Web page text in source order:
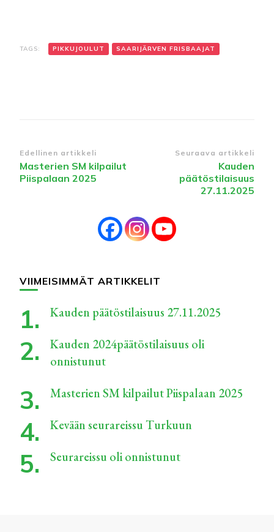
TAGS: PIKKUJOULUT SAARIJÄRVEN FRISBAAJAT
Edellinen artikkeli
Masterien SM kilpailut
Piispalaan 2025
Seuraava artikkeli
Kauden
päätöstilaisuus
27.11.2025
VIIMEISIMMÄT ARTIKKELIT
Kauden päätöstilaisuus 27.11.2025
Kauden 2024päätöstilaisuus oli
onnistunut
Masterien SM kilpailut Piispalaan 2025
Kevään seurareissu Turkuun
Seurareissu oli onnistunut